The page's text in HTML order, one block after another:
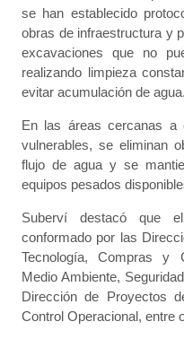
se han establecido
obras de infraestructura y
excavaciones que no
realizando limpieza
evitar acumulación de agua.
En las áreas cercanas a
vulnerables, se eliminan
flujo de agua y se
equipos pesados
Suberví destacó que
conformado por las
Tecnología, Compras y
Medio Ambiente,
Dirección de Proyectos
Control Operacional, entre